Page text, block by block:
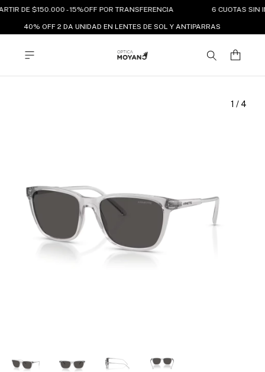
DE $150.000 - 15%OFF POR TRANSFERENCIA 6 CUOTAS SIN
40% OFF 2 DA UNIDAD EN LENTES DE SOL Y ANTIPARRAS
1 / 4